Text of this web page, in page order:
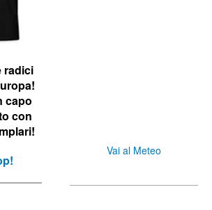
radici
capo
con
Vai al Meteo